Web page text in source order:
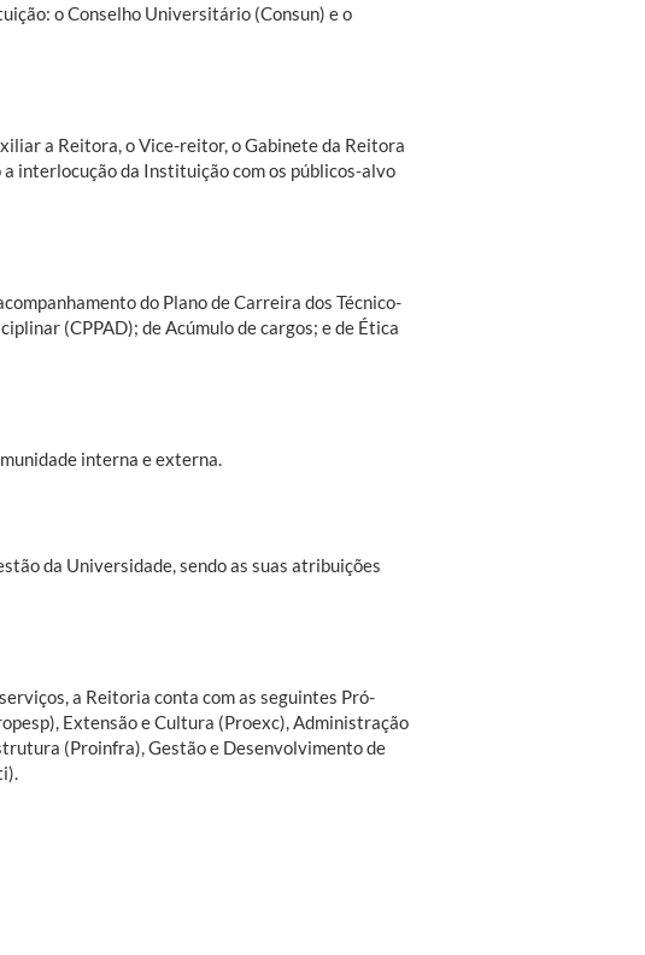
o Conselho Universitário (Consun) e o
a Reitora, o Vice-reitor, o Gabinete da Reitora
interlocução da Instituição com os públicos-alvo
do Plano de Carreira dos Técnico-
(CPPAD); de Acúmulo de cargos; e de Ética
interna e externa.
da Universidade, sendo as suas atribuições
a Reitoria conta com as seguintes Pró-
Extensão e Cultura (Proexc), Administração
(Proinfra), Gestão e Desenvolvimento de